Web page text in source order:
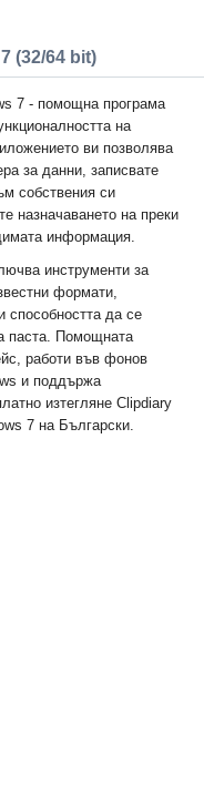
(32/64 bit)
7 - помощна програма
на
ви позволява
за данни, записвате
собствения си
назначаването на преки
информация.
инструменти за
формати,
способността да се
паста. Помощната
работи във фонов
и поддържа
изтегляне Clipdiary
7 на Български.